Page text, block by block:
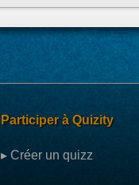
Participer à Quizity
▸ Créer un quizz